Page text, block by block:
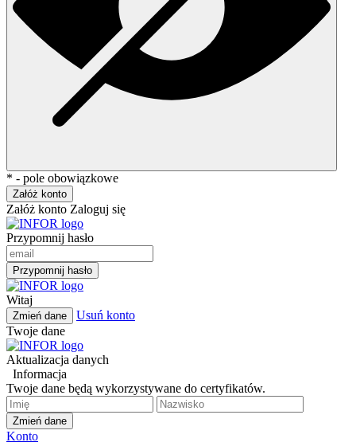
* - pole obowiązkowe
Załóż konto
Załóż konto Zaloguj się
Przypomnij hasło
Przypomnij hasło
Witaj
Zmień dane
Usuń konto
Twoje dane
Aktualizacja danych
Informacja
Twoje dane będą wykorzystywane do certyfikatów.
Zmień dane
Konto